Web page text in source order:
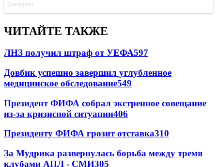
ЧИТАЙТЕ ТАКЖЕ
ЛНЗ получил штраф от УЕФА597
Довбик успешно завершил углубленное
медицинское обследование549
Президент ФИФА собрал экстренное совещание
из-за кризисной ситуации406
Президенту ФИФА грозит отставка310
За Мудрика развернулась борьба между тремя
клубами АПЛ - СМИ305